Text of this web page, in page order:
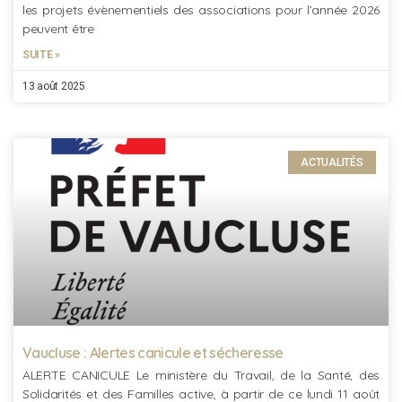
les projets évènementiels des associations pour l’année 2026
peuvent être
SUITE »
13 août 2025
ACTUALITÉS
Vaucluse : Alertes canicule et sécheresse
ALERTE CANICULE Le ministère du Travail, de la Santé, des
Solidarités et des Familles active, à partir de ce lundi 11 août